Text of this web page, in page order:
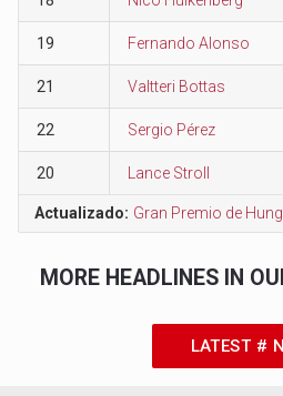
19 Fernando Alonso
21 Valtteri Bottas
22 Sergio Pérez
20 Lance Stroll
Actualizado: Gran Premio de
MORE HEADLINES IN
LATEST #